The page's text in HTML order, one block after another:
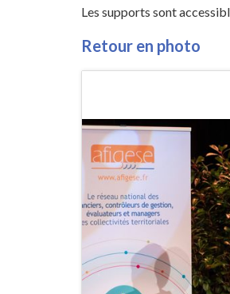
Les supports sont
Retour en photo